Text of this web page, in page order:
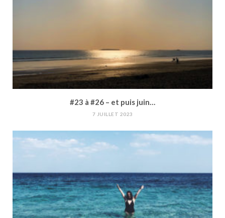
#23 à #26 – et puis juin…
7 JUILLET 2023